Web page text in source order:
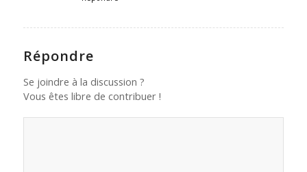
Répondre
Se joindre à la discussion ?
Vous êtes libre de contribuer !